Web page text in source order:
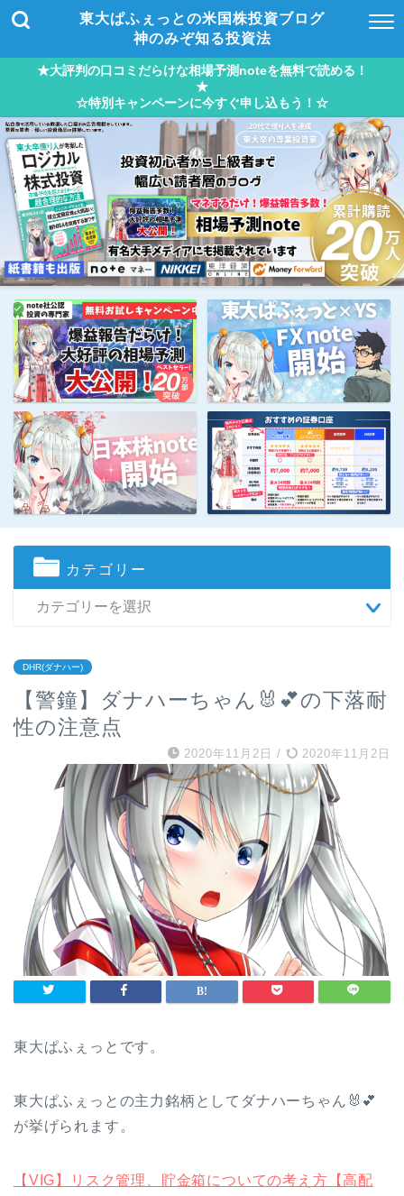
東大ぱふぇっとの米国株投資ブログ
神のみぞ知る投資法
★大評判の口コミだらけな相場予測noteを無料で読める！
★
☆特別キャンペーンに今すぐ申し込もう！☆
カテゴリー
DHR(ダナハー)
【警鐘】ダナハーちゃん🐰💕の下落耐
性の注意点
2020年11月2日 / 2020年11月2日
東大ぱふぇっとです。
東大ぱふぇっとの主力銘柄としてダナハーちゃん🐰💕
が挙げられます。
【VIG】リスク管理、貯金箱についての考え方【高配